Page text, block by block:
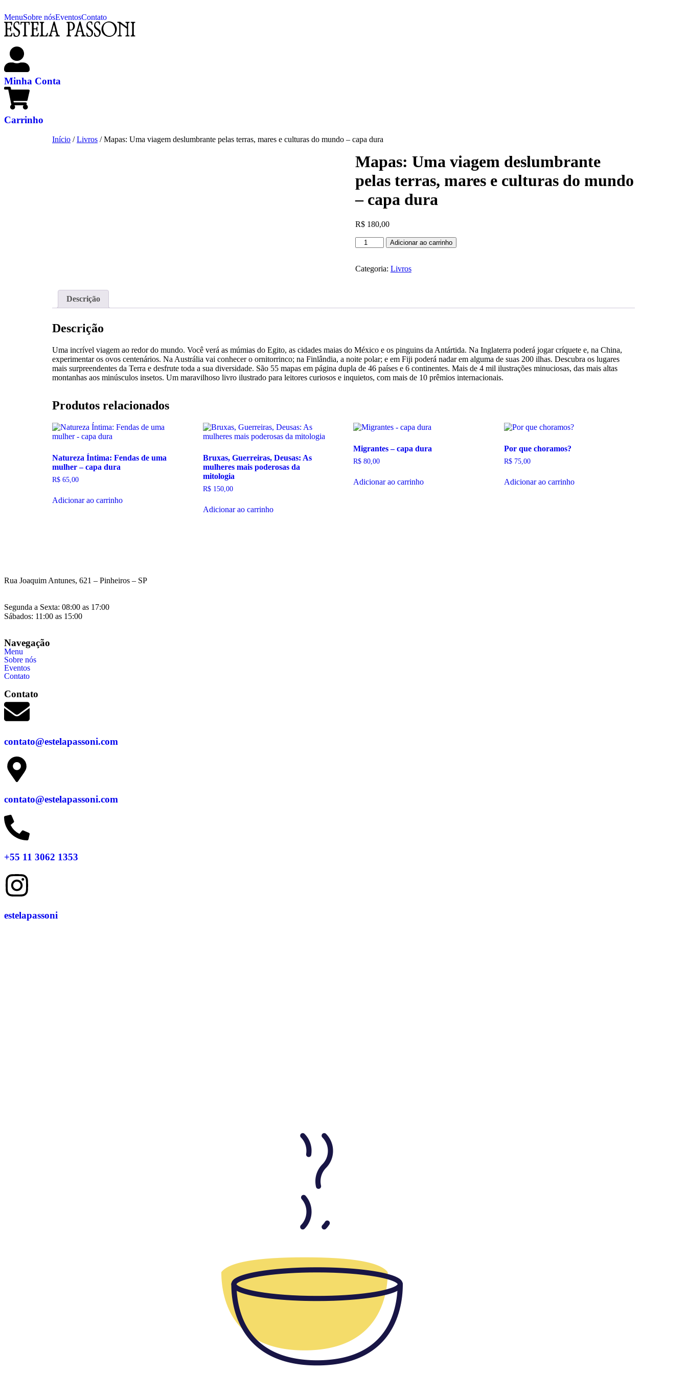
MenuSobre nósEventosContato
Minha Conta
Carrinho
Início /Livros / Mapas: Uma viagem deslumbrante pelas terras, mares e culturas do mundo – capa dura
Mapas: Uma viagem deslumbrante
pelas terras, mares e culturas do mundo
– capa dura
R$180,00
Adicionar ao carrinho
Categoria: Livros
Descrição
Descrição
Uma incrível viagem ao redor do mundo. Você verá as múmias do Egito, as cidades maias do México e os pinguins da Antártida. Na Inglaterra poderá jogar críquete e, na China,
experimentar os ovos centenários. Na Austrália vai conhecer o ornitorrinco; na Finlândia, a noite polar; e em Fiji poderá nadar em alguma de suas 200 ilhas. Descubra os lugares
mais surpreendentes da Terra e desfrute toda a sua diversidade. São 55 mapas em página dupla de 46 países e 6 continentes. Mais de 4 mil ilustrações minuciosas, das mais altas
montanhas aos minúsculos insetos. Um maravilhoso livro ilustrado para leitores curiosos e inquietos, com mais de 10 prêmios internacionais.
Produtos relacionados
Natureza Íntima: Fendas de uma
mulher – capa dura
R$ 65,00
Adicionar ao carrinho
Bruxas, Guerreiras, Deusas: As
mulheres mais poderosas da
mitologia
R$150,00
Adicionar ao carrinho
Migrantes – capa dura
R$ 80,00
Adicionar ao carrinho
Por que choramos?
R$ 75,00
Adicionar ao carrinho
Rua Joaquim Antunes, 621 – Pinheiros – SP
Segunda a Sexta: 08:00 as 17:00
Sábados: 11:00 as 15:00
Navegação
Menu
Sobre nós
Eventos
Contato
Contato
contato@estelapassoni.com
contato@estelapassoni.com
+55 11 3062 1353
estelapassoni